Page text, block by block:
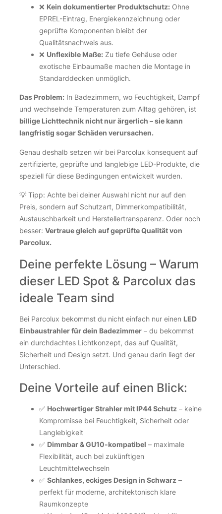
❌ Kein dokumentierter Produktschutz: Ohne
EPREL-Eintrag, Energiekennzeichnung oder
geprüfte Komponenten bleibt der
Qualitätsnachweis aus.
❌ Unflexible Maße: Zu tiefe Gehäuse oder
exotische Einbaumaße machen die Montage in
Standarddecken unmöglich.
Das Problem: In Badezimmern, wo Feuchtigkeit, Dampf
und wechselnde Temperaturen zum Alltag gehören, ist
billige Lichttechnik nicht nur ärgerlich – sie kann
langfristig sogar Schäden verursachen.
Genau deshalb setzen wir bei Parcolux konsequent auf
zertifizierte, geprüfte und langlebige LED-Produkte, die
speziell für diese Bedingungen entwickelt wurden.
💡 Tipp: Achte bei deiner Auswahl nicht nur auf den
Preis, sondern auf Schutzart, Dimmerkompatibilität,
Austauschbarkeit und Herstellertransparenz. Oder noch
besser: Vertraue gleich auf geprüfte Qualität von
Parcolux.
Deine perfekte Lösung – Warum
dieser LED Spot & Parcolux das
ideale Team sind
Bei Parcolux bekommst du nicht einfach nur einen LED
Einbaustrahler für dein Badezimmer – du bekommst
ein durchdachtes Lichtkonzept, das auf Qualität,
Sicherheit und Design setzt. Und genau darin liegt der
Unterschied.
Deine Vorteile auf einen Blick:
✅ Hochwertiger Strahler mit IP44 Schutz – keine
Kompromisse bei Feuchtigkeit, Sicherheit oder
Langlebigkeit
✅ Dimmbar & GU10-kompatibel – maximale
Flexibilität, auch bei zukünftigen
Leuchtmittelwechseln
✅ Schlankes, eckiges Design in Schwarz –
perfekt für moderne, architektonisch klare
Raumkonzepte